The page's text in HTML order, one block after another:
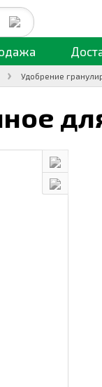
Удобрение